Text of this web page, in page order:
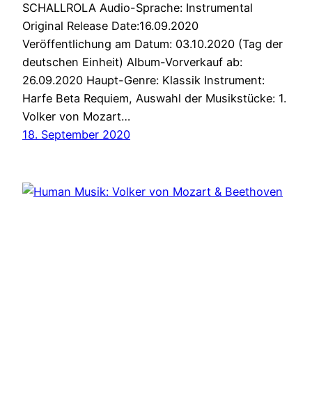
SCHALLROLA Audio-Sprache: Instrumental
Original Release Date:16.09.2020
Veröffentlichung am Datum: 03.10.2020 (Tag der
deutschen Einheit) Album-Vorverkauf ab:
26.09.2020 Haupt-Genre: Klassik Instrument:
Harfe Beta Requiem, Auswahl der Musikstücke: 1.
Volker von Mozart…
18. September 2020